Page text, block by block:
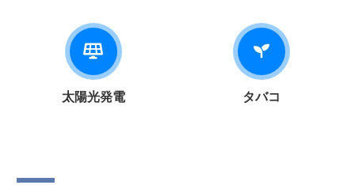
太陽光発電 タバコ